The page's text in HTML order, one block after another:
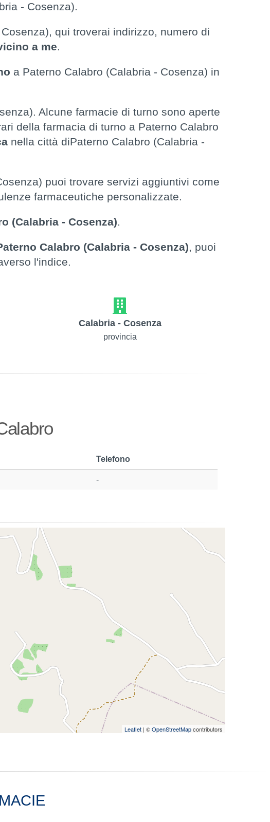
- Cosenza).
qui troverai indirizzo, numero di
a me.
a Paterno Calabro (Calabria - Cosenza) in
Alcune farmacie di turno sono aperte
della farmacia di turno a Paterno Calabro
nella città diPaterno Calabro (Calabria -
puoi trovare servizi aggiuntivi come
farmaceutiche personalizzate.
(Calabria - Cosenza).
Calabro (Calabria - Cosenza), puoi
l'indice.
Calabria - Cosenza
provincia
Telefono
-
Leaflet | ©OpenStreetMapcontributors